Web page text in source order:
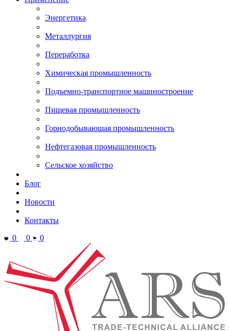
Энергетика
Металлургия
Переработка
Химическая промышленность
Подъемно-транспортное машиностроение
Пищевая промышленность
Горнодобывающая промышленность
Нефтегазовая промышленность
Сельское хозяйство
Блог
Новости
Контакты
0
0 0